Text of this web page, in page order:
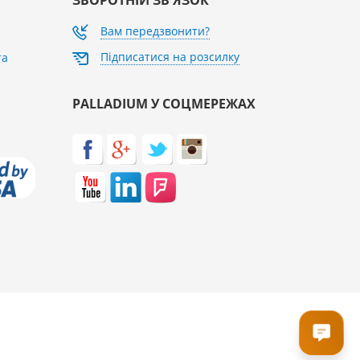
Вам передзвонити?
Підписатися на розсилку
PALLADIUM У СОЦМЕРЕЖАХ